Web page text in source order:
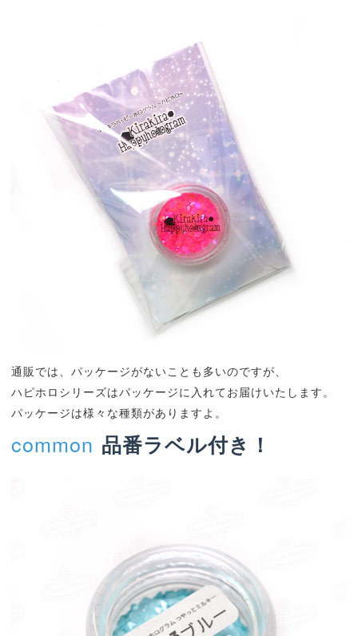
通販では、パッケージがないことも多いのですが、
ハピホロシリーズはパッケージに入れてお届けいたします。
パッケージは様々な種類がありますよ。
common 品番ラベル付き！